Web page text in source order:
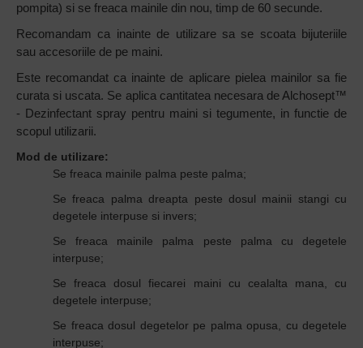
pompita) si se freaca mainile din nou, timp de 60 secunde.
Recomandam ca inainte de utilizare sa se scoata bijuteriile
sau accesoriile de pe maini.
Este recomandat ca inainte de aplicare pielea mainilor sa fie
curata si uscata. Se aplica cantitatea necesara de Alchosept™
- Dezinfectant spray pentru maini si tegumente, in functie de
scopul utilizarii.
Mod de utilizare:
Se freaca mainile palma peste palma;
Se freaca palma dreapta peste dosul mainii stangi cu
degetele interpuse si invers;
Se freaca mainile palma peste palma cu degetele
interpuse;
Se freaca dosul fiecarei maini cu cealalta mana, cu
degetele interpuse;
Se freaca dosul degetelor pe palma opusa, cu degetele
interpuse;